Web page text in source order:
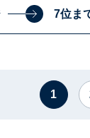
7位ま
1